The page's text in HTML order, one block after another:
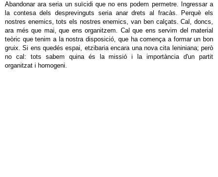
Abandonar ara seria un suïcidi que no ens podem permetre. Ingressar a
la contesa dels desprevinguts seria anar drets al fracàs. Perquè els
nostres enemics, tots els nostres enemics, van ben calçats. Cal, doncs,
ara més que mai, que ens organitzem. Cal que ens servim del material
teòric que tenim a la nostra disposició, que ha comença a formar un bon
gruix. Si ens quedés espai, etzibaria encara una nova cita leniniana; però
no cal: tots sabem quina és la missió i la importància d'un partit
organitzat i homogeni.